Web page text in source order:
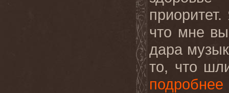
что мне
дара
то, что
подробнее